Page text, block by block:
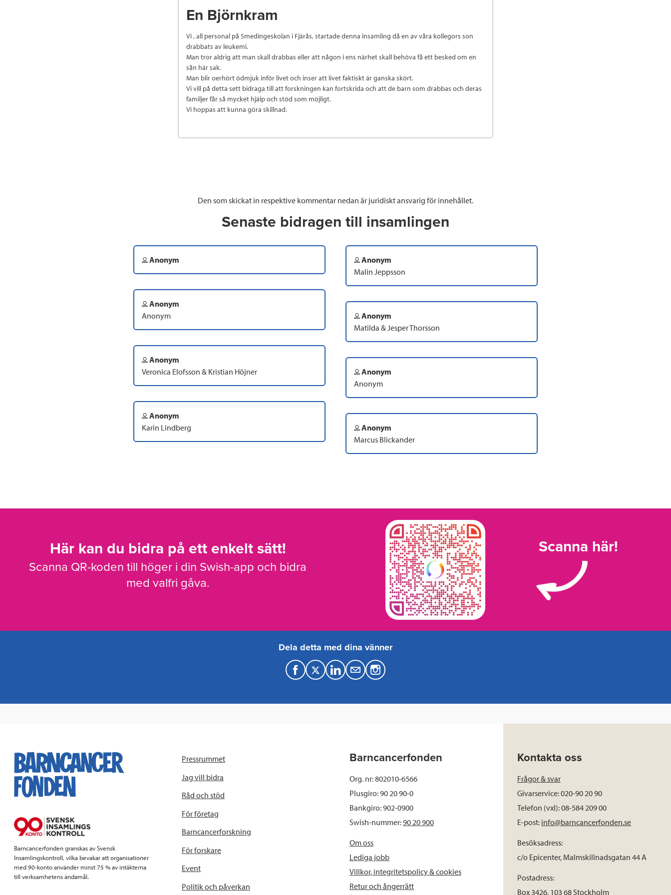
En Björnkram
Vi , all personal på Smedingeskolan i Fjärås, startade denna insamling då en av våra kollegors son
drabbats av leukemi.
Man tror aldrig att man skall drabbas eller att någon i ens närhet skall behöva få ett besked om en
sån här sak.
Man blir oerhört ödmjuk inför livet och inser att livet faktiskt är ganska skört.
Vi vill på detta sett bidraga till att forskningen kan fortskrida och att de barn som drabbas och deras
familjer får så mycket hjälp och stöd som möjligt.
Vi hoppas att kunna göra skillnad.
Den som skickat in respektive kommentar nedan är juridiskt ansvarig för innehållet.
Senaste bidragen till insamlingen
Anonym
Anonym
Anonym
Anonym
Veronica Elofsson & Kristian Höjner
Anonym
Karin Lindberg
Anonym
Malin Jeppsson
Anonym
Matilda & Jesper Thorsson
Anonym
Anonym
Anonym
Marcus Blickander
Här kan du bidra på ett enkelt sätt!
Scanna QR-koden till höger i din Swish-app och bidra
med valfri gåva.
Scanna här!
Dela detta med dina vänner
F
T
L
M
Barncancerfonden granskas av Svensk
Insamlingskontroll, vilka bevakar att organisationer
med 90-konto använder minst 75 % av intäkterna
till verksamhetens ändamål.
Pressrummet
Jag vill bidra
Råd och stöd
För företag
Barncancerforskning
För forskare
Event
Politik och påverkan
Barncancerfonden
Org. nr: 802010-6566
Plusgiro: 90 20 90-0
Bankgiro: 902-0900
Swish-nummer:90 20 900
Om oss
Lediga jobb
Villkor, integritetspolicy & cookies
Retur och ångerrätt
Kontakta oss
Frågor & svar
Givarservice: 020-90 20 90
Telefon (vxl): 08-584 209 00
E-post: info@barncancerfonden.se
Besöksadress:
c/o Epicenter, Malmskillnadsgatan 44 A
Postadress:
Box 3426, 103 68 Stockholm